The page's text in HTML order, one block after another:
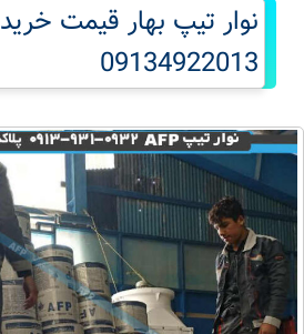
نوار تیپ بهار قیمت خرید
09134922013